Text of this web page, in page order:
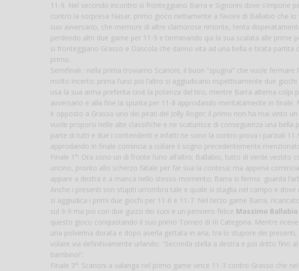
11-9. Nel secondo incontro si fronteggiano Barra e Signorini dove s’impone
contro la sorpresa Nasar; primo gioco nettamente a favore di Ballabio che
suo avversario, che memore di altre clamorose rimonte, tenta
perdendo altri due game per 11-9 e terminando qui la sua scalata alle prime
si fronteggiano Grasso e Dascola che danno vita ad una bella e tirata
primo.
Semifinali : nella prima troviamo Scarioni, il buon “spugna” che vuole
molto incerto; prima l’uno poi l’altro si aggiudicano rispettivamente due
usa la sua arma preferita cioè la potenza del tiro, mentre Barra alterna
avversario e alla fine la spunta per 11-8 approdando meritatamente in
è opposto a Grasso uno dei pirati del Jolly Roger; il primo non ha mai vinto
vuole proporsi nelle alte classifiche e ne scaturisce di conseguenza una
parte di tutti e due i contendenti e infatti ne sono la contro prova i parziali
approdando in finale comincia a cullare il sogno precedentemente
Finale 1°: Ora sono un di fronte l’uno all’altro; Ballabio, tutto di verde vestito
uncino, pronto allo scherzo fatale per far sua la contesa; ma appena
appare a destra e a manca nello stesso momento; Barra si ferma guarda
Anche i presenti son stupiti un’ombra tale e quale si staglia nel campo e
si aggiudica i primi due giochi per 11-6 e 11-7. Nel terzo game Barra,
sul 9-9 ma poi con due guizzi dei suoi e un pensiero felice Massimo Ballabio
questo gioco conquistando il suo primo Torneo di III Categoria. Mentre
una polverina dorata e dopo averla gettata in aria, tra lo stupore dei
volare via definitivamente urlando: "Seconda stella a destra e poi dritto fino
bambino!".
Finale 3°: Scarioni a valanga nel primo game vince 11-3 contro Grasso che